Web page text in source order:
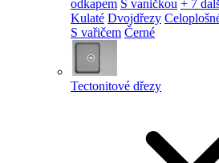
odkapem S vaničkou + 7
Kulaté Dvojdřezy
S vařičem Černé
Tectonitové dřezy